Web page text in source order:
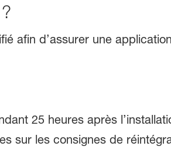
afin d’assurer une
25 heures après
sur les consignes de